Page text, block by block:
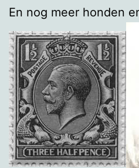
En nog meer honden